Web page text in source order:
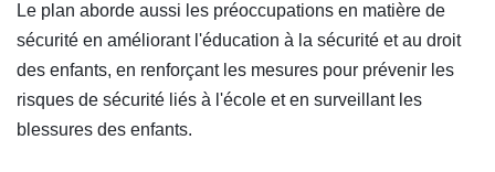
Le plan aborde aussi les préoccupations en matière de
sécurité en améliorant l'éducation à la sécurité et au droit
des enfants, en renforçant les mesures pour prévenir les
risques de sécurité liés à l'école et en surveillant les
blessures des enfants.